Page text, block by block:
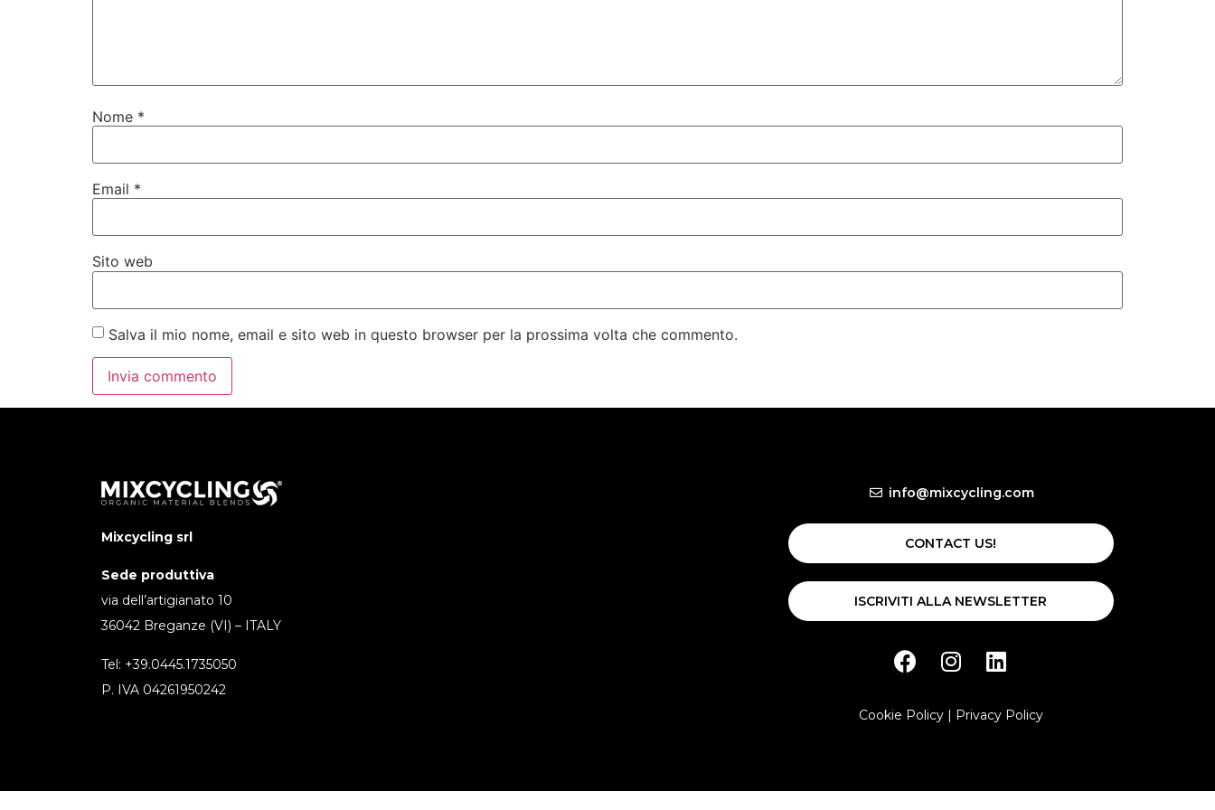
Nome *
Email *
Sito web
Salva il mio nome, email e sito web in questo browser per la prossima volta che commento.
Mixcycling srl
Sede produttiva
via dell’artigianato 10
36042 Breganze (VI) – ITALY
Tel: +39.0445.1735050
P. IVA 04261950242
info@mixcycling.com
CONTACT US!
ISCRIVITI ALLA NEWSLETTER
Cookie Policy| Privacy Policy